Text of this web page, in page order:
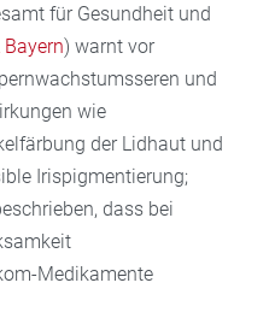
für Gesundheit und
Bayern) warnt vor
und
wie
der Lidhaut und
Irispigmentierung;
dass bei
Medikamente